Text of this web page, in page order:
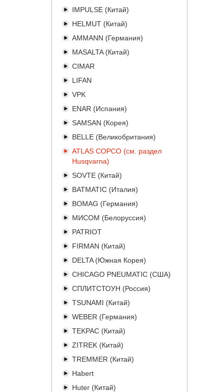
IMPULSE (Китай)
HELMUT (Китай)
AMMANN (Германия)
MASALTA (Китай)
CIMAR
LIFAN
VPK
ENAR (Испания)
SAMSAN (Корея)
BELLE (Великобритания)
ATLAS COPCO (см. раздел
Husqvarna)
SOVTE (Китай)
BATMATIC (Италия)
BOMAG (Германия)
МИСОМ (Белоруссия)
PATRIOT
FIRMAN (Китай)
DELTA (Южная Корея)
CHICAGO PNEUMATIC (США)
СПЛИТСТОУН (Россия)
TSUNAMI (Китай)
WEBER (Германия)
TEKPAC (Китай)
ZITREK (Китай)
TREMMER (Китай)
Habert
Huter (Китай)